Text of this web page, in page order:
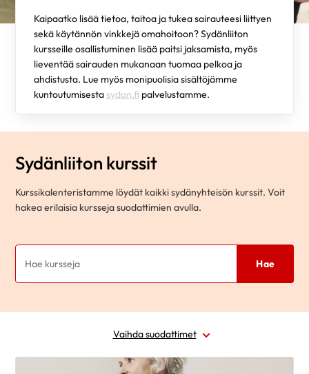
Kaipaatko lisää tietoa, taitoa ja tukea sairauteesi liittyen
sekä käytännön vinkkejä omahoitoon? Sydänliiton
kursseille osallistuminen lisää paitsi jaksamista, myös
lieventää sairauden mukanaan tuomaa pelkoa ja
ahdistusta. Lue myös monipuolisia sisältöjämme
kuntoutumisesta sydan.fi palvelustamme.
Sydänliiton kurssit
Kurssikalenteristamme löydät kaikki sydänyhteisön kurssit. Voit
hakea erilaisia kursseja suodattimien avulla.
Hae
Vaihda suodattimet